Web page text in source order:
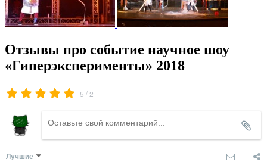
Отзывы про событие научное шоу
«Гиперэксперименты» 2018
5 /2
Лучшие